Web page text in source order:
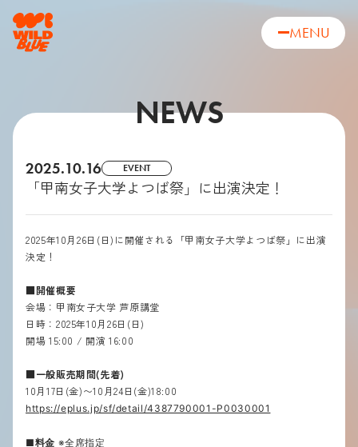
MENU
NEWS
2025.10.16 EVENT
「甲南女子大学よつば祭」に出演決定！
2025年10月26日(日)に開催される「甲南女子大学よつば祭」に出演
決定！
■開催概要
会場：甲南女子大学 芦原講堂
日時：2025年10月26日(日)
開場 15:00 / 開演 16:00
■一般販売期間(先着)
10月17日(金)〜10月24日(金)18:00
https://eplus.jp/sf/detail/4387790001-P0030001
■料金 ※全席指定